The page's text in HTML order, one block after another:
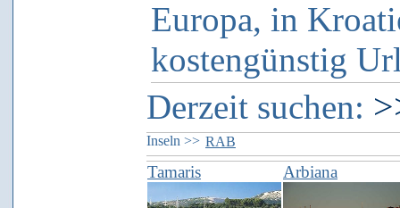
Europa, in
kostengünstig
Derzeit suchen:
Inseln >> RAB
Tamaris Arbiana